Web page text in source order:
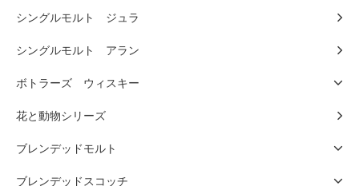
シングルモルト ジュラ
シングルモルト アラン
ボトラーズ ウィスキー
花と動物シリーズ
ブレンデッドモルト
ブレンデッドスコッチ